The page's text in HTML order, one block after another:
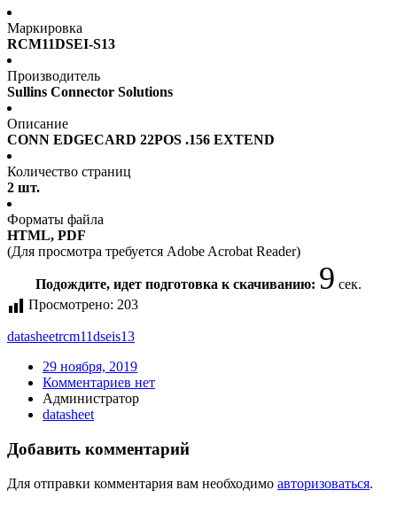
Маркировка
RCM11DSEI-S13
Производитель
Sullins Connector Solutions
Описание
CONN EDGECARD 22POS .156 EXTEND
Количество страниц
2 шт.
Форматы файла
HTML, PDF
(Для просмотра требуется Adobe Acrobat Reader)
Подождите, идет подготовка к скачиванию: 9 сек.
Просмотрено: 203
datasheetrcm11dseis13
29 ноября, 2019
Комментариев нет
Администратор
datasheet
Добавить комментарий
Для отправки комментария вам необходимо авторизоваться.